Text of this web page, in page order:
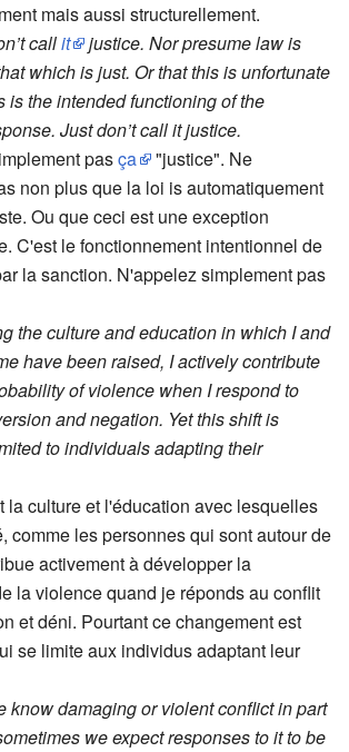
mais aussi structurellement.
callit
justice. Nor presume law is
which is just. Or that this is unfortunate
is the intended functioning of the
Just don’t call it justice.
pasça
"justice". Ne
non plus que la loi is automatiquement
Ou que ceci est une exception
C'est le fonctionnement intentionnel de
la sanction. N'appelez simplement pas
the culture and education in which I and
have been raised, I actively contribute
of violence when I respond to
and negation. Yet this shift is
to individuals adapting their
la culture et l'éducation avec lesquelles
comme les personnes qui sont autour de
activement à développer la
la violence quand je réponds au conflit
et déni. Pourtant ce changement est
se limite aux individus adaptant leur
know damaging or violent conflict in part
we expect responses to it to be